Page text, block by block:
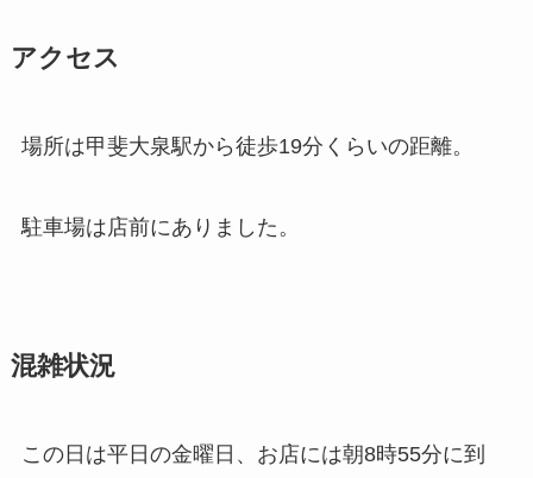
アクセス
場所は甲斐大泉駅から徒歩19分くらいの距離。
駐車場は店前にありました。
混雑状況
この日は平日の金曜日、お店には朝8時55分に到